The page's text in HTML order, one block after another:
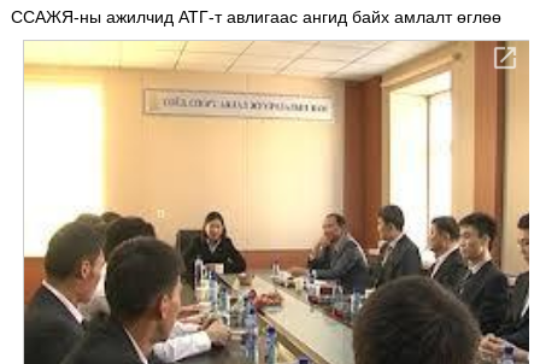
ССАЖЯ-ны ажилчид АТГ-т авлигаас ангид байх амлалт өглөө